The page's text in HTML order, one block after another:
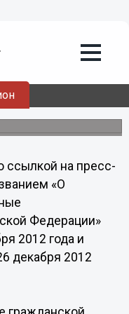
закон о
долевого
ссылкой на пресс-
«О
Федерации»
2012 года и
декабря 2012